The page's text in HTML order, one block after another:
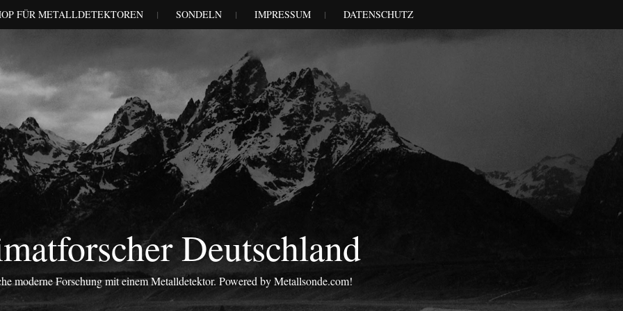
FÜR METALLDETEKTOREN SONDELN IMPRESSUM DATENSCHUTZ
Deutschland
moderne Forschung mit einem Metalldetektor. Powered by Metallsonde.com!